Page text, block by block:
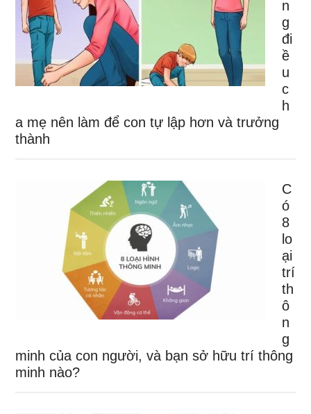
n
g
đi
ề
u
c
h
a mẹ nên làm để con tự lập hơn và trưởng
thành
C
ó
8
lo
ại
trí
th
ô
n
g
minh của con người, và bạn sở hữu trí thông
minh nào?